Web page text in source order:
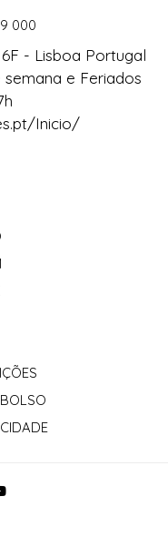
000
- Lisboa Portugal
semana e Feriados
Inicio/